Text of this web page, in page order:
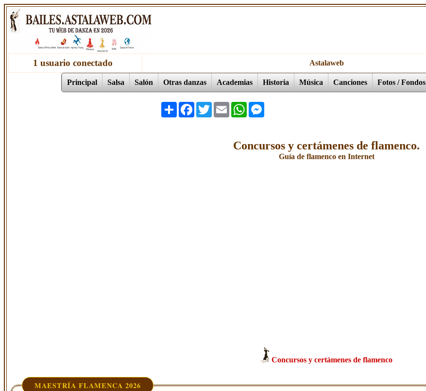
1 usuario conectado Astalaweb
Principal Salsa Salón Otras danzas Academias Historia Música Canciones Fotos / Fondos
Share Facebook
TwitterEmail WhatsApp
Concursos y certámenes de flamenco.
Guía de flamenco en Internet
Concursos y certámenes de flamenco
MAESTRÍA FLAMENCA 2026